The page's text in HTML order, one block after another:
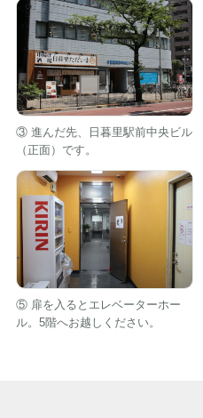
③ 進んだ先、日暮里駅前中央ビル
（正面）です。
⑤ 扉を入るとエレベーターホー
ル。5階へお越しください。